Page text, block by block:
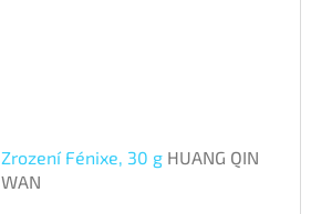
Zrození Fénixe, 30 g HUANG QIN
WAN